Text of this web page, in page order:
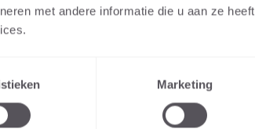
met andere informatie die u aan ze heeft
Marketing